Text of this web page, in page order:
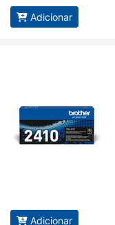
Adicionar
Adicionar